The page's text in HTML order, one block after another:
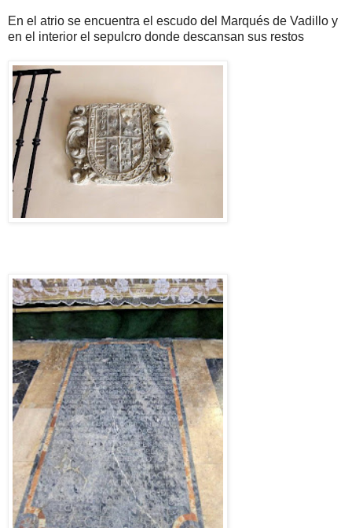
En el atrio se encuentra el escudo del Marqués de Vadillo y
en el interior el sepulcro donde descansan sus restos